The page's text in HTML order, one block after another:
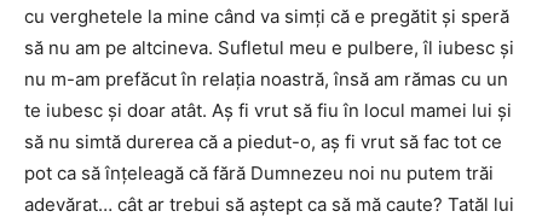
cu verghetele la mine când va simţi că e pregătit şi speră
să nu am pe altcineva. Sufletul meu e pulbere, îl iubesc şi
nu m-am prefăcut în relaţia noastră, însă am rămas cu un
te iubesc şi doar atât. Aş fi vrut să fiu în locul mamei lui şi
să nu simtă durerea că a piedut-o, aş fi vrut să fac tot ce
pot ca să înţeleagă că fără Dumnezeu noi nu putem trăi
adevărat… cât ar trebui să aştept ca să mă caute? Tatăl lui